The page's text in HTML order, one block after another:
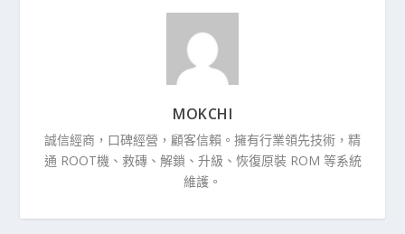
MOKCHI
誠信經商，口碑經營，顧客信賴。擁有行業領先技術，精
通 ROOT機、救磚、解鎖、升級、恢復原裝 ROM 等系統
維護。